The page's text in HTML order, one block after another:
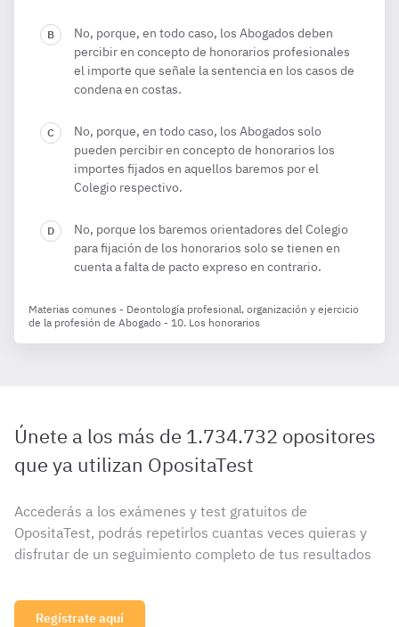
No, porque, en todo caso, los Abogados deben
percibir en concepto de honorarios profesionales
el importe que señale la sentencia en los casos de
condena en costas.
No, porque, en todo caso, los Abogados solo
pueden percibir en concepto de honorarios los
importes fijados en aquellos baremos por el
Colegio respectivo.
No, porque los baremos orientadores del Colegio
para fijación de los honorarios solo se tienen en
cuenta a falta de pacto expreso en contrario.
Materias comunes - Deontología profesional, organización y ejercicio
de la profesión de Abogado - 10. Los honorarios
Únete a los más de 1.734.732 opositores
que ya utilizan OpositaTest
Accederás a los exámenes y test gratuitos de
OpositaTest, podrás repetirlos cuantas veces quieras y
disfrutar de un seguimiento completo de tus resultados
Regístrate aquí